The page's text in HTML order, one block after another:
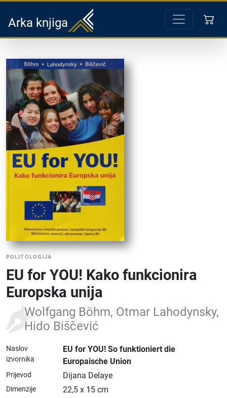
Arka knjiga
POLITOLOGIJA
EU for YOU! Kako funkcionira
Europska unija
Wolfgang Böhm, Otmar Lahodynsky,
Hido Biščević
Naslov
izvornika
EU for YOU! So funktioniert die
Europaische Union
Prijevod Dijana Delaye
Dimenzije 22,5 x 15 cm